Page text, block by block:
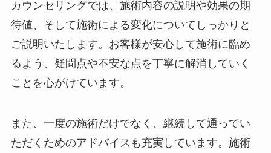
カウンセリングでは、施術内容の説明や効果の期
待値、そして施術による変化についてしっかりと
ご説明いたします。お客様が安心して施術に臨め
るよう、疑問点や不安な点を丁寧に解消していく
ことを心がけています。
また、一度の施術だけでなく、継続して通ってい
ただくためのアドバイスも充実しています。施術